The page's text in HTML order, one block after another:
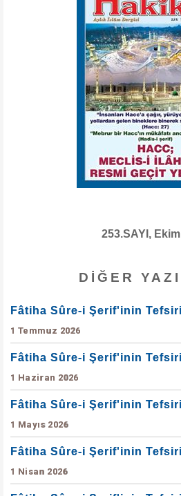
253.SAYI,
DIĞER
Fâtiha Sûre-i Şerif'inin
1 Temmuz 2026
Fâtiha Sûre-i Şerif'inin
1 Haziran 2026
Fâtiha Sûre-i Şerif'inin
1 Mayıs 2026
Fâtiha Sûre-i Şerif'inin
1 Nisan 2026